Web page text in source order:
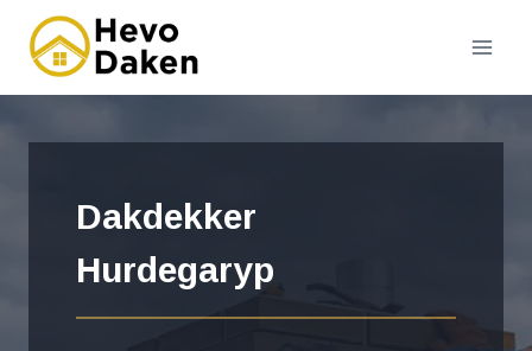
Doorgaan
naar
inhoud
Dakdekker
Hurdegaryp